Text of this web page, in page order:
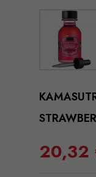
20,32